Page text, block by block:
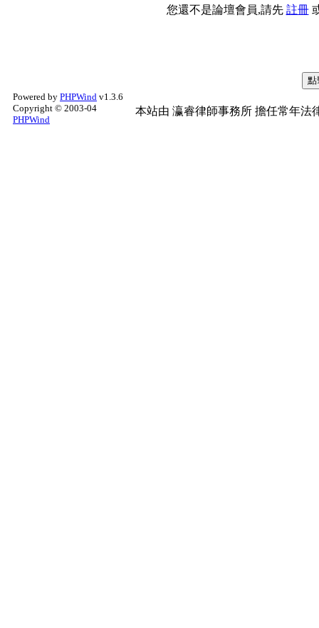
您還不是論壇會員,請先 註冊
Powered by PHPWind v1.3.6
Copyright © 2003-04
PHPWind
本站由 瀛睿律師事務所 擔任常年法